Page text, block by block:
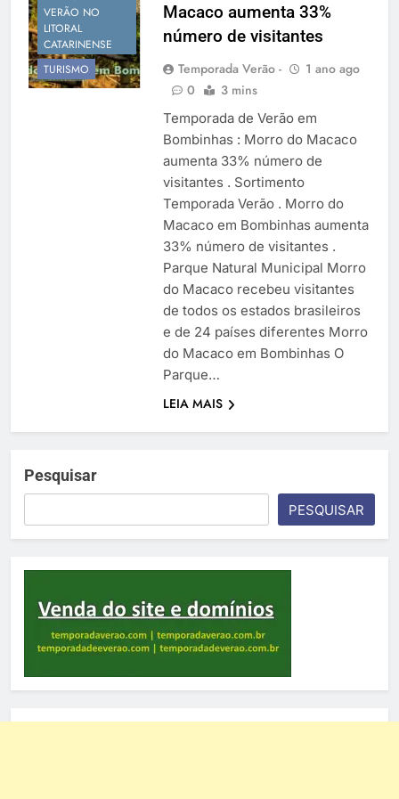
Temporada Verão 2027
VERÃO NO
LITORAL
CATARINENSE
TURISMO
Macaco aumenta 33%
número de visitantes
Temporada Verão -
1 ano ago
0
3 mins
Temporada de Verão em
Bombinhas : Morro do Macaco
aumenta 33% número de
visitantes . Sortimento
Temporada Verão . Morro do
Macaco em Bombinhas aumenta
33% número de visitantes .
Parque Natural Municipal Morro
do Macaco recebeu visitantes
de todos os estados brasileiros
e de 24 países diferentes Morro
do Macaco em Bombinhas O
Parque…
LEIA MAIS
Pesquisar
PESQUISAR